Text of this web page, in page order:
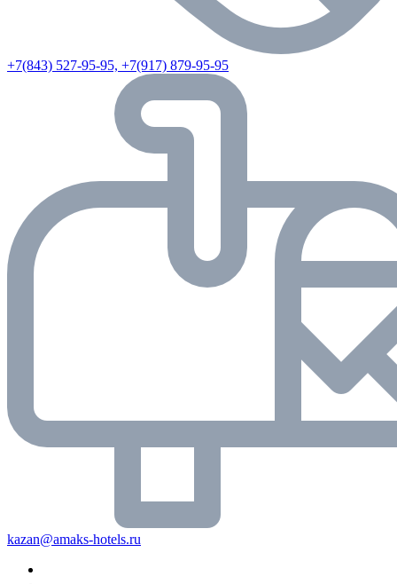
+7(843) 527-95-95, +7(917) 879-95-95
kazan@amaks-hotels.ru